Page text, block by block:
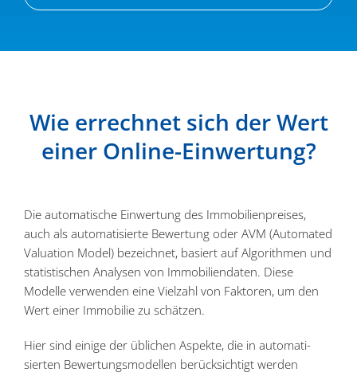
Wie errechnet sich der Wert
einer Online-Einwertung?
Die automa­tische Einwertung des Immobi­li­en­preises,
auch als automa­ti­sierte Bewertung oder AVM (Automated
Valuation Model) bezeichnet, basiert auf Algorithmen und
statis­ti­schen Analysen von Immobi­li­en­daten. Diese
Modelle verwenden eine Vielzahl von Faktoren, um den
Wert einer Immobilie zu schätzen.
Hier sind einige der üblichen Aspekte, die in automa­ti­
sierten Bewer­tungs­mo­dellen berück­sichtigt werden